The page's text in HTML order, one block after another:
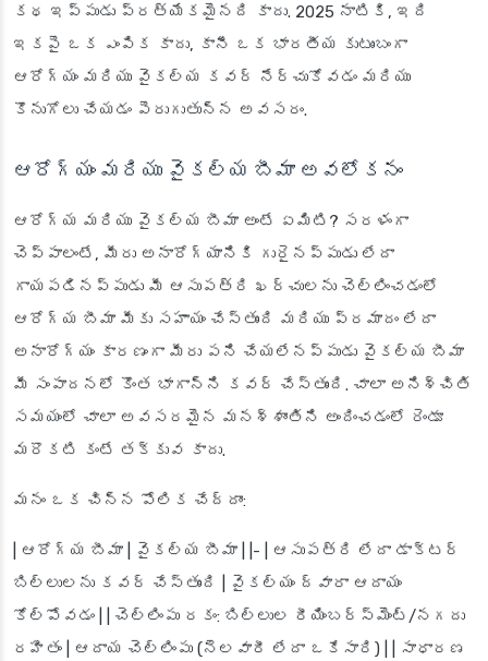
కథ ఇప్పుడు ప్రత్యేకమైనది కాదు. 2025 నాటికి, ఇది
ఇకపై ఒక ఎంపిక కాదు, కానీ ఒక భారతీయ కుటుంబంగా
ఆరోగ్యం మరియు వైకల్య కవర్ నేర్చుకోవడం మరియు
కొనుగోలు చేయడం పెరుగుతున్న అవసరం.
ఆరోగ్యం మరియు వైకల్య బీమా అవలోకనం
ఆరోగ్య మరియు వైకల్య బీమా అంటే ఏమిటి? సరళంగా
చెప్పాలంటే, మీరు అనారోగ్యానికి గురైనప్పుడు లేదా
గాయపడినప్పుడు మీ ఆసుపత్రి ఖర్చులను చెల్లించడంలో
ఆరోగ్య బీమా మీకు సహాయం చేస్తుంది మరియు ప్రమాదం లేదా
అనారోగ్యం కారణంగా మీరు పని చేయలేనప్పుడు వైకల్య బీమా
మీ సంపాదనలో కొంత భాగాన్ని కవర్ చేస్తుంది. చాలా అనిశ్చితి
సమయంలో చాలా అవసరమైన మనశ్శాంతిని అందించడంలో రెండూ
మరొకటి కంటే తక్కువ కాదు.
మనం ఒక చిన్న పోలిక చేద్దాం:
| ఆరోగ్య బీమా | వైకల్య బీమా | |- | ఆసుపత్రి లేదా డాక్టర్
బిల్లులను కవర్ చేస్తుంది | వైకల్యం ద్వారా ఆదాయం
కోల్పోవడం | | చెల్లింపు రకం: బిల్లుల రీయింబర్స్‌మెంట్/నగదు
రహితం | ఆదాయ చెల్లింపు (నెలవారీ లేదా ఒకేసారి) | | సాధారణ